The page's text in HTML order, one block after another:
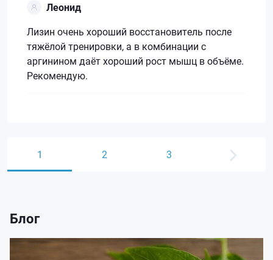
Леонид
Лизин очень хороший восстановитель после
тяжёлой тренировки, а в комбинации с
аргинином даёт хороший рост мышц в объёме.
Рекомендую.
1 2 3
Блог